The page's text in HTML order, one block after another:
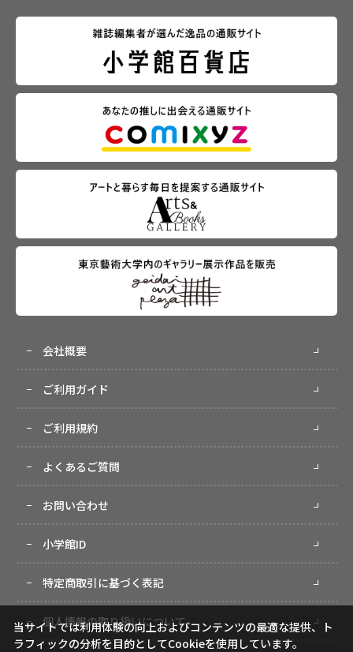
会社概要
ご利用ガイド
ご利用規約
よくあるご質問
お問い合わせ
小学館ID
特定商取引に基づく表記
個人情報の取り扱いについて
当サイトでは利用体験の向上およびコンテンツの最適な提供、ト
ラフィックの分析を目的としてCookieを使用しています。